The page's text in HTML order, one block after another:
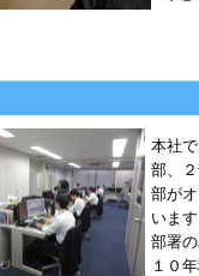
本社
部、
部が
いま
部署
１０